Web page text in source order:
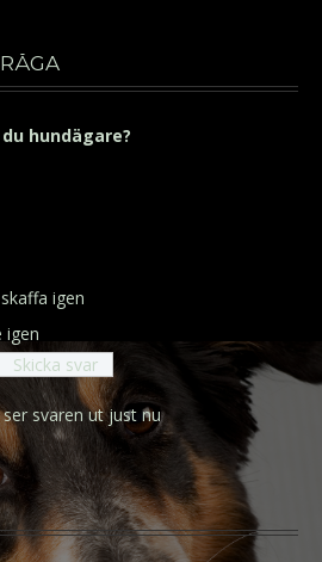
hundägare?
igen
igen
ser svaren ut just nu